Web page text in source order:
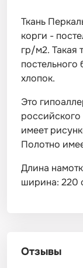
Ткань
корги -
гр/м2. Такая
постельного
хлопок.
Это
имеет
Полотно
Длина
ширина: 220
Отзывы